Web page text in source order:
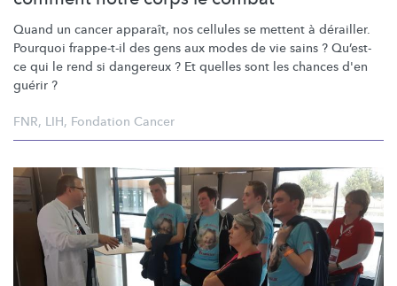
Quand un cancer apparaît, nos cellules se mettent à dérailler.
Pourquoi frappe-t-il des gens aux modes de vie sains ? Qu’est-
ce qui le rend si dangereux ? Et quelles sont les chances d'en
guérir ?
FNR, LIH, Fondation Cancer